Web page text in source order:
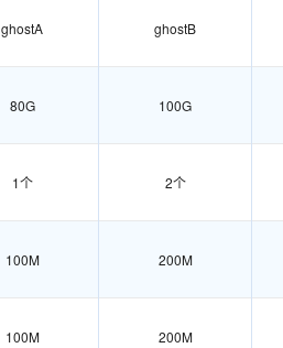
ghostA ghostB
80G 100G
1个 2个
100M 200M
100M 200M